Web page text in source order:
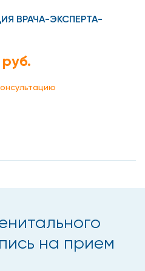
герпеса
высыпаний и ускорение
– жжения, зуда.
или создание
ВРАЧА-ЭКСПЕРТА-
на прием